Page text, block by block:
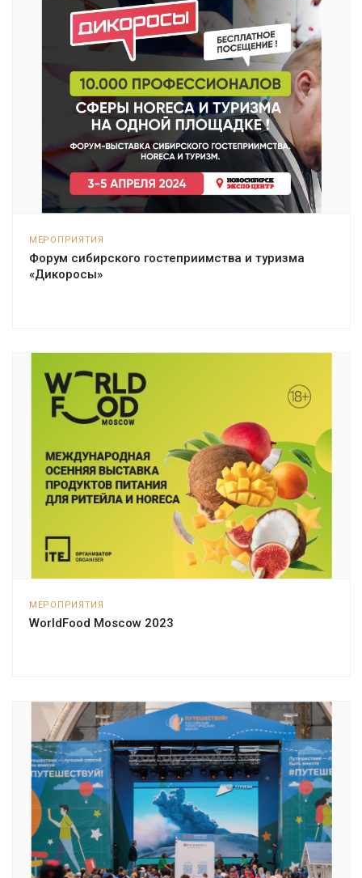
МЕРОПРИЯТИЯ
Форум сибирского гостеприимства и туризма
«Дикоросы»
МЕРОПРИЯТИЯ
WorldFood Moscow 2023